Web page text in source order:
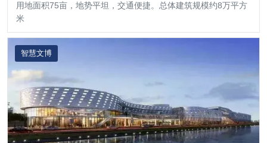
用地面积75亩，地势平坦，交通便捷。总体建筑规模约8万平方
米
智慧文博